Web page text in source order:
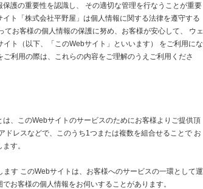
護の重要性を認識し、 その適切な管理を行なうことが重要
ト「株式会社平野屋」は個人情報に関する法律を遵守する
てお客様の個人情報の保護に努め、お客様が安心して、 ウェ
ト（以下、「このWebサイト」といいます） をご利用にな
利用の際は、これらの内容をご理解のうえご利用くださ
、このWebサイトのサービスのためにお客様よりご提供頂
ドレスなどで、このうち1つまたは複数を組合せることで お
す。
す このWebサイトは、お客様へのサービスの一環として運
お客様の個人情報をお伺いすることがあります。